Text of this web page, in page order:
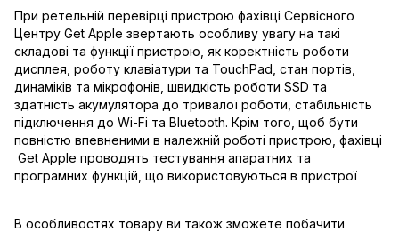
При ретельній перевірці пристрою фахівці Сервісного
Центру Get Apple звертають особливу увагу на такі
складові та функції пристрою, як коректність роботи
дисплея, роботу клавіатури та TouchPad, стан портів,
динаміків та мікрофонів, швидкість роботи SSD та
здатність акумулятора до тривалої роботи, стабільність
підключення до Wi-Fi та Bluetooth. Крім того, щоб бути
повністю впевненими в належній роботі пристрою, фахівці
Get Apple проводять тестування апаратних та
програмних функцій, що використовуються в пристрої
В особливостях товару ви також зможете побачити